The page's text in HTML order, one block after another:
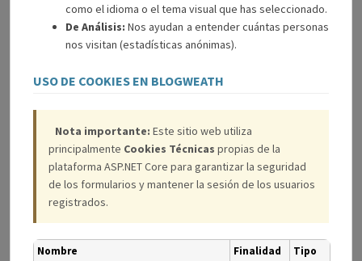
como el idioma o el tema visual que has seleccionado.
De Análisis: Nos ayudan a entender cuántas personas
nos visitan (estadísticas anónimas).
USO DE COOKIES EN BLOGWEATH
Nota importante: Este sitio web utiliza
principalmente Cookies Técnicas propias de la
plataforma ASP.NET Core para garantizar la seguridad
de los formularios y mantener la sesión de los usuarios
registrados.
Nombre Finalidad
Tipo